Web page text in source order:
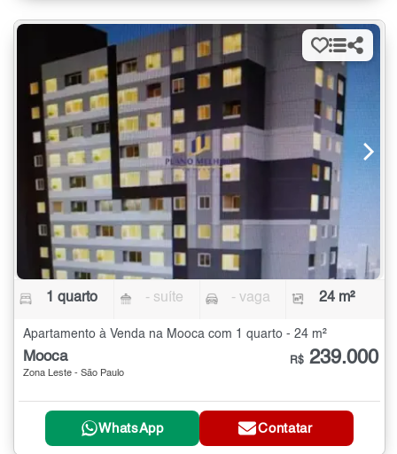
1 quarto - suíte - vaga 24 m²
Apartamento à Venda na Mooca com 1 quarto - 24 m²
Mooca
Zona Leste - São Paulo
R$ 239.000
WhatsApp Contatar